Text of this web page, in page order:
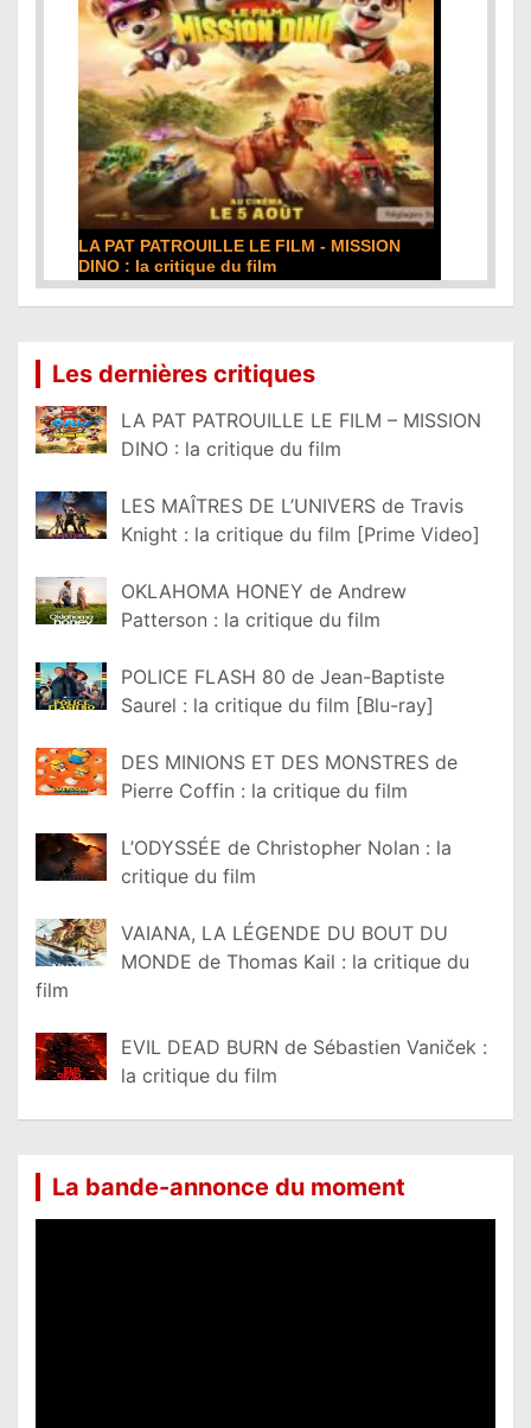
DE LA COMÉDIE-FRANÇAISE : la critique du
film
Les dernières critiques
LA PAT PATROUILLE LE FILM – MISSION
DINO : la critique du film
LES MAÎTRES DE L’UNIVERS de Travis
Knight : la critique du film [Prime Video]
OKLAHOMA HONEY de Andrew
Patterson : la critique du film
POLICE FLASH 80 de Jean-Baptiste
Saurel : la critique du film [Blu-ray]
DES MINIONS ET DES MONSTRES de
Pierre Coffin : la critique du film
L’ODYSSÉE de Christopher Nolan : la
critique du film
VAIANA, LA LÉGENDE DU BOUT DU
MONDE de Thomas Kail : la critique du
film
EVIL DEAD BURN de Sébastien Vaniček :
la critique du film
La bande-annonce du moment